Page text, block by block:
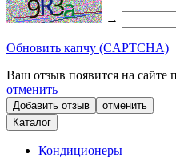
→
Обновить капчу (CAPTCHA)
Ваш отзыв появится на сайте
отменить
отменить
Каталог
Кондиционеры